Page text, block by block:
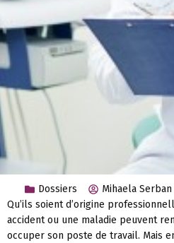
Dossiers Mihaela Serban
Qu’ils soient d’origine
accident ou une maladie peuvent
occuper son poste de travail. Mais